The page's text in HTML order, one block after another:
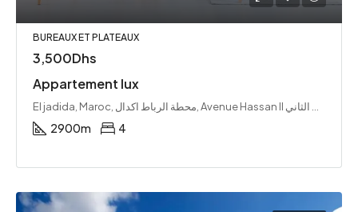
BUREAUX ET PLATEAUX
3,500Dhs
Appartement lux
El jadida, Maroc, محطة الرباط اكدال, Avenue Hassan II شارع الحسن الثاني, Agdal ⴰⴳⴷⴰⵍ أكدال, Arrondissement Agdal-Riyad مقاطعة أكدال الرياض, Rabat ⵔⴱⴰⵟ الرباط, باشوية الرباط, Préfecture de Rabat عمالة الرباط, Rabat-Salé-Kénitra ⵔⴱⴰⵟ-ⵙⵍⴰ-ⵇⵏⵉⵟⵔⴰ الرباط-سلا-القنيطرة, 10000, Maroc ⵍⵎⵖⵔⵉⴱ المغرب
2900m 4